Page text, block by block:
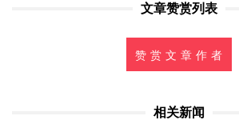
文章赞赏列表
赞 赏 文 章 作 者
相关新闻